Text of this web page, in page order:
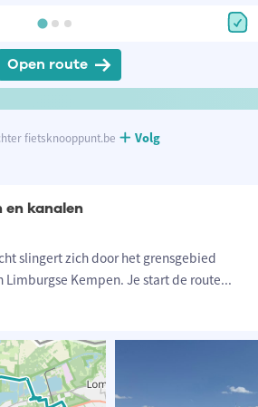
Open route
fietsknooppunt.be
Volg
en kanalen
slingert zich door het grensgebied
Limburgse Kempen. Je start de route...